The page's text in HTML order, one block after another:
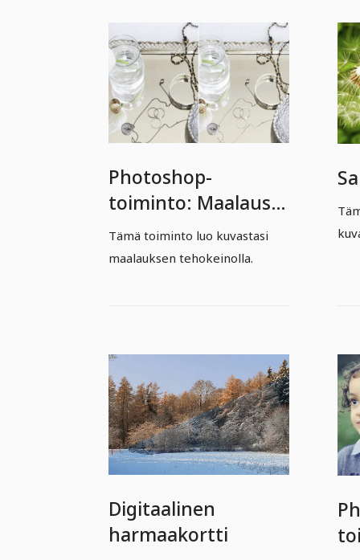
Photoshop-
toiminto: Maalaus-
toiminto
Tämä toiminto luo kuvastasi
maalauksen tehokeinolla.
Digitaalinen
harmaakortti